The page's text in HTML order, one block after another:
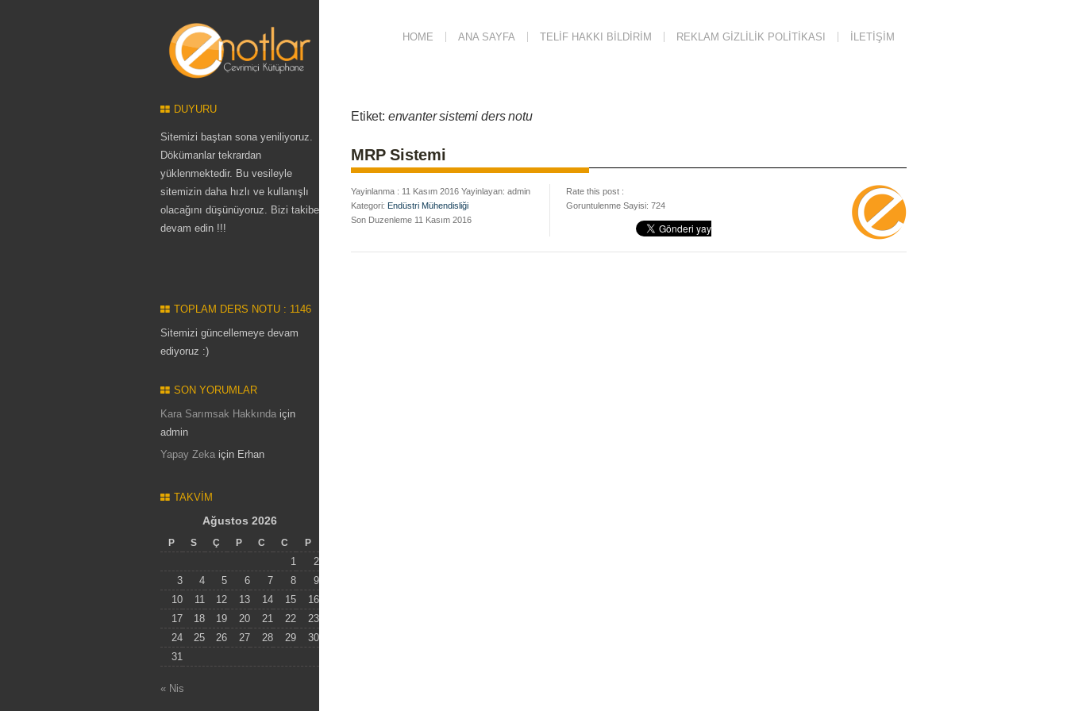
HOME ANA SAYFA TELIF HAKKI BILDIRIM REKLAM GIZLILIK POLITIKASI İLETIŞIM
Etiket: envanter sistemi ders notu
MRP Sistemi
Yayinlanma : 11 Kasım 2016 Yayinlayan: admin
Kategori: Endüstri Mühendisliği
Son Duzenleme 11 Kasım 2016
Rate this post :
Goruntulenme Sayisi: 724
DUYURU
Sitemizi baştan sona yeniliyoruz.
Dökümanlar tekrardan
yüklenmektedir. Bu vesileyle
sitemizin daha hızlı ve kullanışlı
olacağını düşünüyoruz. Bizi takibe
devam edin !!!
TOPLAM DERS NOTU : 1146
Sitemizi güncellemeye devam
ediyoruz :)
SON YORUMLAR
Kara Sarımsak Hakkında için
admin
Yapay Zeka için Erhan
TAKVIM
Ağustos 2026
P S Ç P C C P
1
2
3
4 5 6 7 8
9
10
11 12 13 14 15
16
17
18 19 20 21 22
23
24
25 26 27 28 29
30
31
« Nis